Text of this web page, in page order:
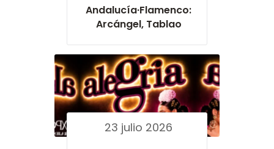
Andalucía·Flamenco:
Arcángel, Tablao
23 julio 2026